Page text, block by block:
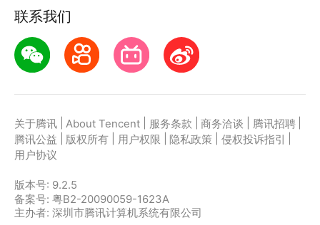
联系我们
关于腾讯 About Tencent 服务条款 商务洽谈 腾讯招聘
腾讯公益
版权所有 用户权限 隐私政策 侵权投诉指引
用户协议
版本号: 9.2.5
备案号: 粤B2-20090059-1623A
主办者: 深圳市腾讯计算机系统有限公司